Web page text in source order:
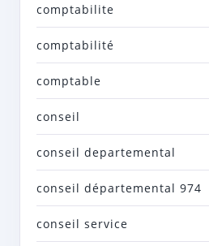
comptabilite
comptabilité
comptable
conseil
conseil departemental
conseil départemental 974
conseil service